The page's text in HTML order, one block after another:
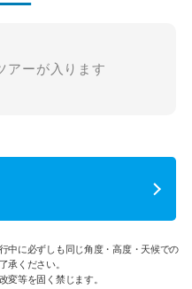
アーが入ります
中に必ずしも同じ角度・高度・天候での
承ください。
変等を固く禁じます。